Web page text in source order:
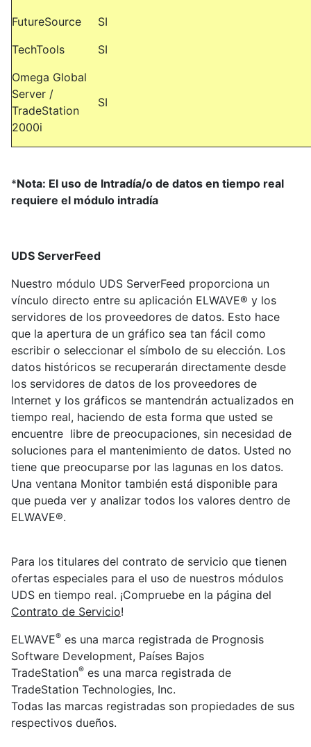
FutureSource
SI
TechTools
SI
Omega Global
Server /
TradeStation
2000i
SI
*Nota: El uso de Intradía/o de datos en tiempo real
requiere el módulo intradía
UDS ServerFeed
Nuestro módulo UDS ServerFeed proporciona un
vínculo directo entre su aplicación ELWAVE® y los
servidores de los proveedores de datos. Esto hace
que la apertura de un gráfico sea tan fácil como
escribir o seleccionar el símbolo de su elección. Los
datos históricos se recuperarán directamente desde
los servidores de datos de los proveedores de
Internet y los gráficos se mantendrán actualizados en
tiempo real, haciendo de esta forma que usted se
encuentre libre de preocupaciones, sin necesidad de
soluciones para el mantenimiento de datos. Usted no
tiene que preocuparse por las lagunas en los datos.
Una ventana Monitor también está disponible para
que pueda ver y analizar todos los valores dentro de
ELWAVE®.
Para los titulares del contrato de servicio que tienen
ofertas especiales para el uso de nuestros módulos
UDS en tiempo real. ¡Compruebe en la página del
Contrato de Servicio!
ELWAVE® es una marca registrada de Prognosis
Software Development, Países Bajos
TradeStation® es una marca registrada de
TradeStation Technologies, Inc.
Todas las marcas registradas son propiedades de sus
respectivos dueños.